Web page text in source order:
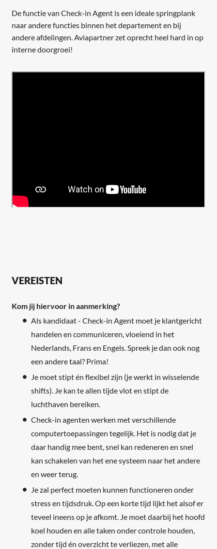
De functie van Check-in Agent is een ideale springplank
naar andere functies binnen het departement en bij
andere afdelingen. Aviapartner zet oprecht heel hard in op
interne doorgroei!
VEREISTEN
Kom jij hiervoor in aanmerking?
Als kandidaat - Check-in Agent moet je klantgericht
handelen en communiceren, vloeiend in het
Nederlands, Frans en Engels. Spreek je dan ook nog
een andere taal? Prima!
Je moet stipt én flexibel zijn (je werkt in wisselende
shifts). Je kan te allen tijde vlot en stipt de
luchthaven bereiken.
Check-in agenten werken met verschillende
computertoepassingen tegelijk. Het is nodig dat je
daar handig mee bent, snel kan redeneren en snel
kan schakelen van het ene systeem naar het andere
en weer terug.
Je zal perfect moeten kunnen functioneren onder
stress en tijdsdruk. Op een korte tijd lijkt het alsof er
teveel ineens op je afkomt. Je moet daarbij het hoofd
koel houden en alle taken onder controle houden,
zonder tijd én overzicht te verliezen, met alle